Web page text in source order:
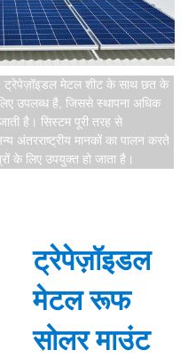
ट्रेपेज़ॉइडल मेटल शीट के साथ छत के
उपलब्ध है, जिससे स्थापना अधिक
है। सिस्टम पूरी तरह से
अंतरराष्ट्रीय मानकों का पालन करते
के लिए उपयुक्त हो जाता है।
ट्रेपेज़ॉइडल
मेटल रूफ
सोलर माउंट